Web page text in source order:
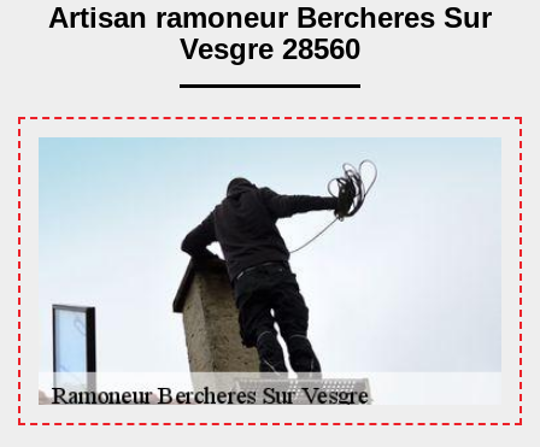
Artisan ramoneur Bercheres Sur
Vesgre 28560